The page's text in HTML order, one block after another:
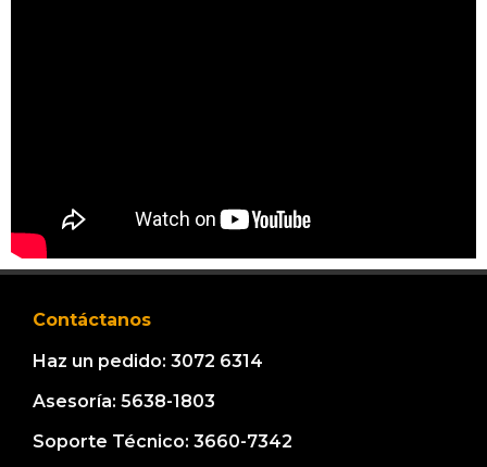
Contáctanos
Haz un pedido: 3072 6314
Asesoría: 5638-1803
Soporte Técnico: 3660-7342